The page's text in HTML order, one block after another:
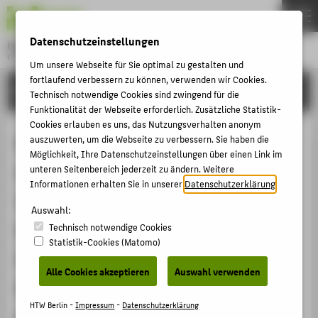
Hochschule für Technik und Wirtschaft Berlin
Menu
FORSCHUNG
Begutachtende
Abschlussdokumentation zu einer
Vor-Ort-Beratung für das Deutsche
Exilarchiv 1933-1945 in der
Deutschen Nationalbibliothek im
Rahmen der Qualitätsoffensive
THEMEN
HOCHSCHULE
CAMPUS
STUDIUM
LEHRE
KARRIERE
INTERNATIONAL
INFORMATIONEN FÜR
Datenschutzeinstellungen
Um unsere Webseite für Sie optimal zu gestalten und
fortlaufend verbessern zu können, verwenden wir Cookies.
Technisch notwendige Cookies sind zwingend für die
Funktionalität der Webseite erforderlich. Zusätzliche Statistik-
Cookies erlauben es uns, das Nutzungsverhalten anonym
auszuwerten, um die Webseite zu verbessern. Sie haben die
Möglichkeit, Ihre Datenschutzeinstellungen über einen Link im
unteren Seitenbereich jederzeit zu ändern. Weitere
Informationen erhalten Sie in unsererDatenschutzerklärung
Auswahl:
Technisch notwendige Cookies
Statistik-Cookies (Matomo)
Alle Cookies akzeptieren Auswahl verwenden
HTW Berlin -Impressum- Datenschutzerklärung